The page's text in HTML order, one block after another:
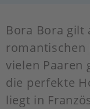
Bora Bora gilt
romantischen
vielen Paaren
die perfekte
liegt in